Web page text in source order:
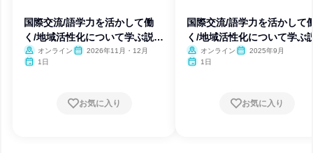
国際交流/語学力を活かして働
く/地域活性化について学ぶ説明
会
オンライン
2026年11月・12月
1日
お気に入り
国際交流/語学力を活かして
く/地域活性化について学ぶ
会
オンライン
2025年9月
1日
お気に入り